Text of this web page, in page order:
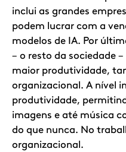
inclui as grandes
podem lucrar com a
modelos de IA. Por
– o resto da sociedade
maior produtividade,
organizacional. A nível
produtividade,
imagens e até música
do que nunca. No
organizacional.